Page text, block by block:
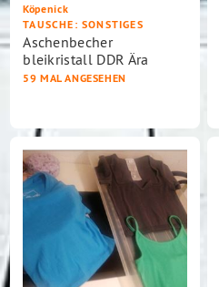
Köpenick
TAUSCHE: SONSTIGES
Aschenbecher
bleikristall DDR Ära
59 MAL ANGESEHEN